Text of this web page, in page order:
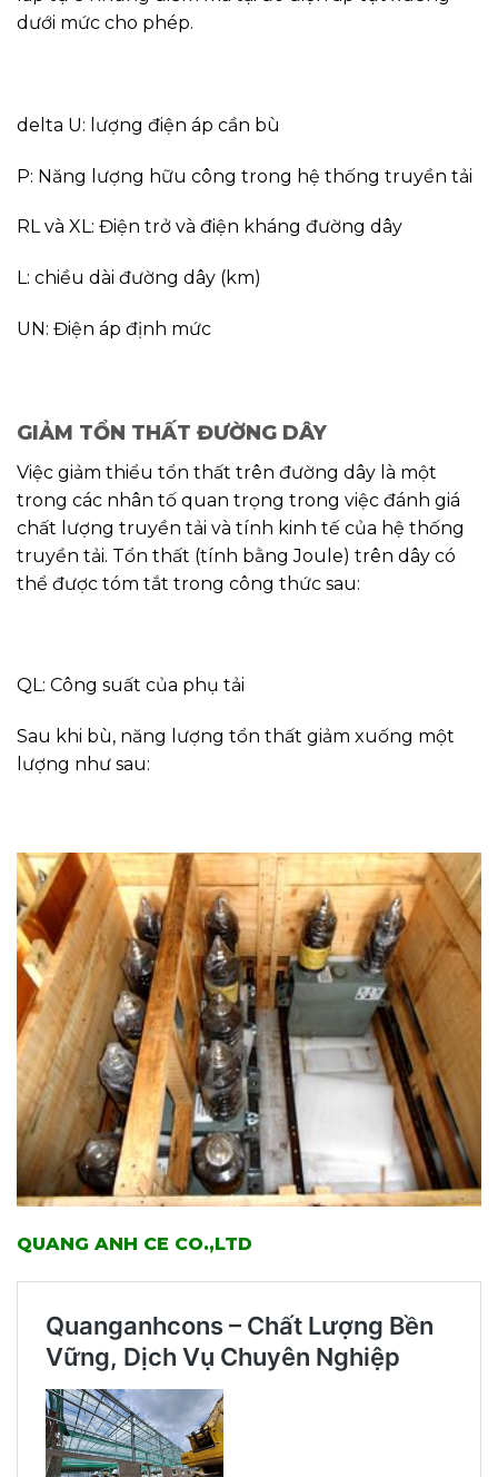
dưới mức cho phép.
delta U: lượng điện áp cần bù
P: Năng lượng hữu công trong hệ thống truyền tải
RL và XL: Điện trở và điện kháng đường dây
L: chiều dài đường dây (km)
UN: Điện áp định mức
GIẢM TỔN THẤT ĐƯỜNG DÂY
Việc giảm thiểu tổn thất trên đường dây là một
trong các nhân tố quan trọng trong việc đánh giá
chất lượng truyền tải và tính kinh tế của hệ thống
truyền tải. Tổn thất (tính bằng Joule) trên dây có
thể được tóm tắt trong công thức sau:
QL: Công suất của phụ tải
Sau khi bù, năng lượng tổn thất giảm xuống một
lượng như sau:
QUANG ANH CE CO.,LTD